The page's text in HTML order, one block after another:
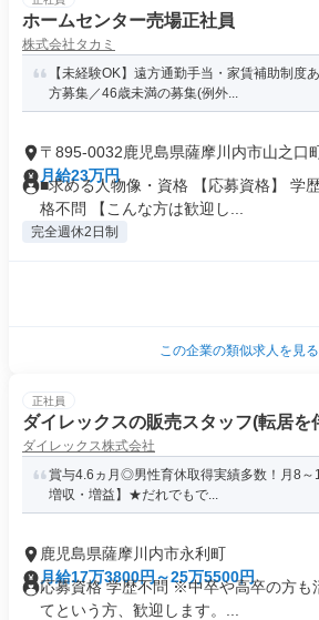
ホームセンター売場正社員
株式会社タカミ
【未経験OK】遠方通勤手当・家賃補助制度
方募集／46歳未満の募集(例外...
〒895-0032鹿児島県薩摩川内市山之口
月給23万円
■求める人物像・資格 【応募資格】 学
格不問 【こんな方は歓迎し...
完全週休2日制
この企業の類似求人を見る
正社員
ダイレックスの販売スタッフ(転居を
ダイレックス株式会社
賞与4.6ヵ月◎男性育休取得実績多数！月8～
増収・増益】★だれでもで...
鹿児島県薩摩川内市永利町
月給17万3800円～25万5500円
応募資格 学歴不問 ※中卒や高卒の方
てという方、歓迎します。...